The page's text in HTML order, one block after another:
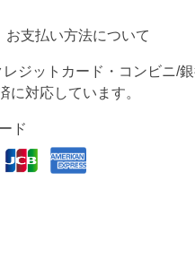
お支払い方法について
ジットカード・コンビニ/
に対応しています。
ド